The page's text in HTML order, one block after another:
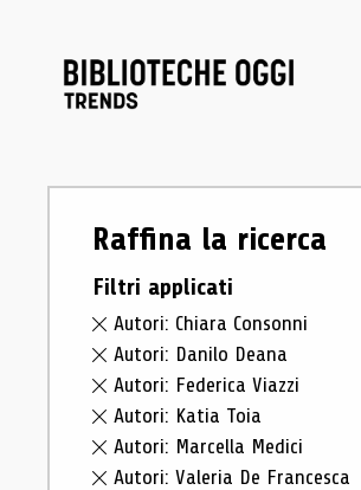
Raffina la ricerca
Filtri applicati
Autori: Chiara Consonni
Autori: Danilo Deana
Autori: Federica Viazzi
Autori: Katia Toia
Autori: Marcella Medici
Autori: Valeria De Francesca